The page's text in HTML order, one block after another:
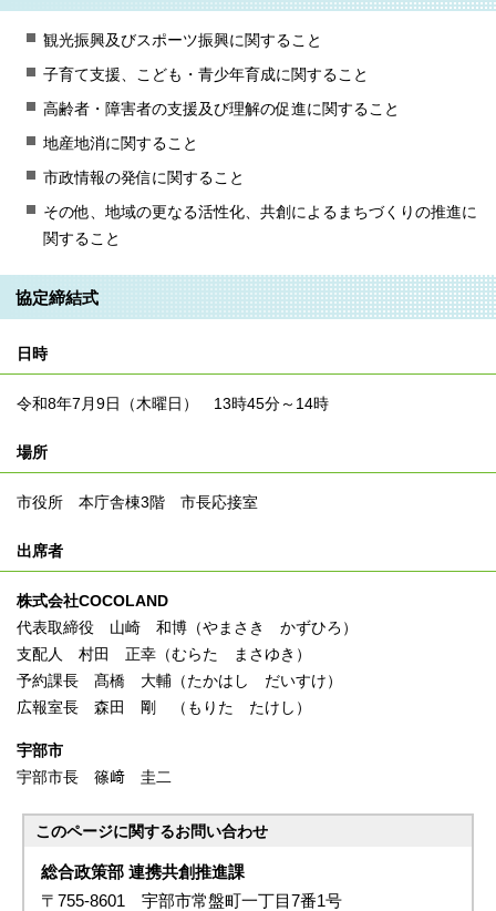
観光振興及びスポーツ振興に関すること
子育て支援、こども・青少年育成に関すること
高齢者・障害者の支援及び理解の促進に関すること
地産地消に関すること
市政情報の発信に関すること
その他、地域の更なる活性化、共創によるまちづくりの推進に
関すること
協定締結式
日時
令和8年7月9日（木曜日） 13時45分～14時
場所
市役所 本庁舎棟3階 市⻑応接室
出席者
株式会社COCOLAND
代表取締役 山崎 和博（やまさき かずひろ）
支配人 村田 正幸（むらた まさゆき）
予約課長 髙橋 大輔（たかはし だいすけ）
広報室長 森田 剛 （もりた たけし）
宇部市
宇部市⻑ 篠﨑 圭⼆
このページに関するお問い合わせ
総合政策部 連携共創推進課
〒755-8601 宇部市常盤町一丁目7番1号